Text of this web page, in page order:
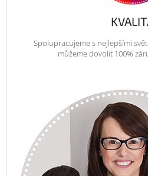
Spolupracujeme s nejlepšími
můžeme dovolit 100%